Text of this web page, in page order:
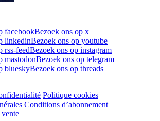
facebookBezoek ons op x
linkedinBezoek ons op youtube
rss-feedBezoek ons op instagram
mastodonBezoek ons op telegram
blueskyBezoek ons op threads
Politique cookies
Conditions d’abonnement